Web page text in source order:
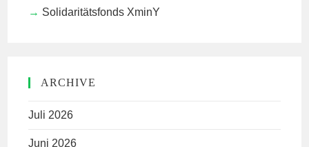
Solidaritätsfonds XminY
ARCHIVE
Juli 2026
Juni 2026